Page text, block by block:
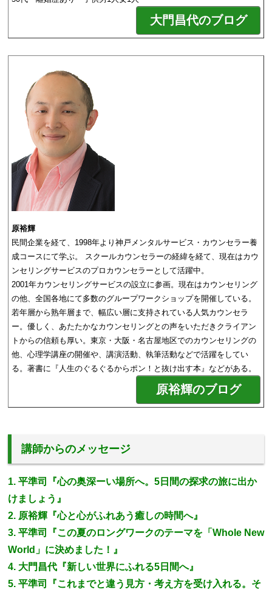
大門昌代のブログ
原裕輝
民間企業を経て、1998年より神戸メンタルサービス・カウンセラー養
成コースにて学ぶ。 スクールカウンセラーの経緯を経て、現在はカウ
ンセリングサービスのプロカウンセラーとして活躍中。
2001年カウンセリングサービスの設立に参画。現在はカウンセリング
の他、全国各地にて多数のグループワークショップを開催している。
若年層から熟年層まで、幅広い層に支持されている人気カウンセラ
ー。優しく、あたたかなカウンセリングとの声をいただきクライアン
トからの信頼も厚い。東京・大阪・名古屋地区でのカウンセリングの
他、心理学講座の開催や、講演活動、執筆活動などで活躍をしてい
る。著書に『人生のぐるぐるからポン！と抜け出す本』などがある。
原裕輝のブログ
講師からのメッセージ
1. 平準司『心の奥深ーい場所へ。5日間の探求の旅に出か
けましょう』
2. 原裕輝『心と心がふれあう癒しの時間へ』
3. 平準司『この夏のロングワークのテーマを「Whole New
World」に決めました！』
4. 大門昌代『新しい世界にふれる5日間へ』
5. 平準司『これまでと違う見方・考え方を受け入れる。そ